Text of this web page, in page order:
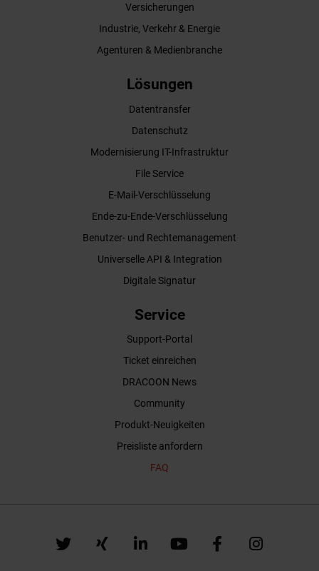
Versicherungen
Industrie, Verkehr & Energie
Agenturen & Medienbranche
Lösungen
Datentransfer
Datenschutz
Modernisierung IT-Infrastruktur
File Service
E-Mail-Verschlüsselung
Ende-zu-Ende-Verschlüsselung
Benutzer- und Rechtemanagement
Universelle API & Integration
Digitale Signatur
Service
Support-Portal
Ticket einreichen
DRACOON News
Community
Produkt-Neuigkeiten
Preisliste anfordern
FAQ